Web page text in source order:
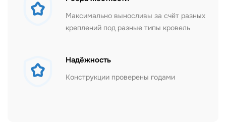
Максимально выносливы за счёт разных
креплений под разные типы кровель
Надёжность
Конструкции проверены годами